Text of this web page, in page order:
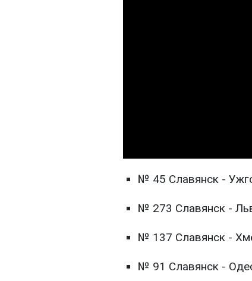
№ 45 Славянск -
№ 273 Славянск -
№ 137 Славянск -
№ 91 Славянск -